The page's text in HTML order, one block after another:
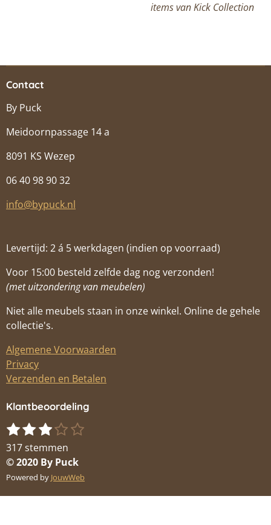
items van Kick Collection
Contact
By Puck
Meidoornpassage 14 a
8091 KS Wezep
06 40 98 90 32
info@bypuck.nl
Levertijd: 2 á 5 werkdagen (indien op voorraad)
Voor 15:00 besteld zelfde dag nog verzonden!
(met uitzondering van meubelen)
Niet alle meubels staan in onze winkel. Online de gehele
collectie's.
Algemene Voorwaarden
Privacy
Verzenden en Betalen
Klantbeoordeling
R
a
t
i
1
s
t
e
r
2
s
t
e
r
r
3
s
t
e
r
r
4
s
t
e
r
r
5
t
e
r
r
S
m
e
317 stemmen
© 2020 By Puck
Powered by JouwWeb